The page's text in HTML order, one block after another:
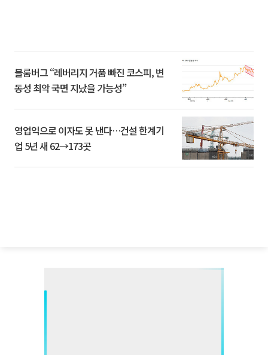
블룸버그 “레버리지 거품 빠진 코스피, 변
동성 최악 국면 지났을 가능성”
영업익으로 이자도 못 낸다…건설 한계기
업 5년 새 62→173곳